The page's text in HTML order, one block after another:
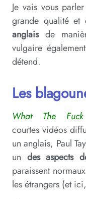
Je vais vous
grande qualité
anglaisde
vulgaire
détend.
Les
What The
courtes vidéos
un anglais, Paul
un des aspects
paraissent
les étrangers (et